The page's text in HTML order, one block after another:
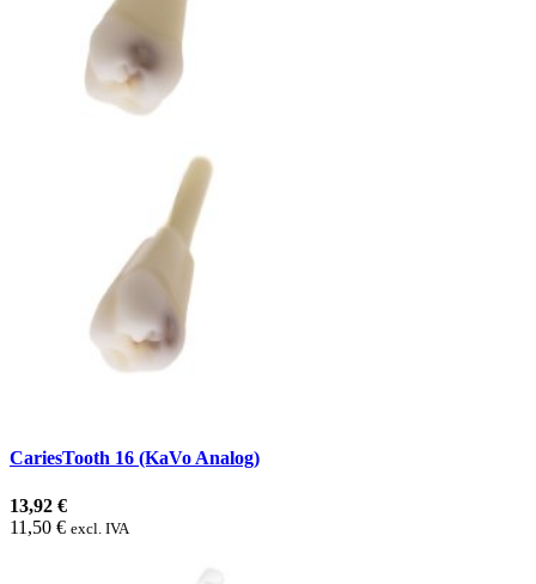
CariesTooth 16 (KaVo Analog)
13,92 €
11,50 € excl. IVA